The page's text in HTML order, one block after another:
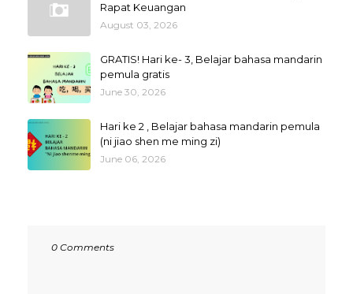
Rapat Keuangan
August 03, 2026
GRATIS! Hari ke- 3, Belajar bahasa mandarin
pemula gratis
June 30, 2026
Hari ke 2 , Belajar bahasa mandarin pemula
(ni jiao shen me ming zi)
June 06, 2026
0 Comments